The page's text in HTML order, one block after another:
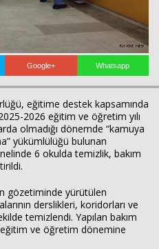
Google+ Whatsapp
eğitime destek kapsamında
2026 eğitim ve öğretim yılı
olmadığı dönemde “kamuya
yükümlülüğü bulunan
6 okulda temizlik, bakım
gözetiminde yürütülen
derslikleri, koridorları ve
temizlendi. Yapılan bakım
ve öğretim dönemine
İLETİŞİM